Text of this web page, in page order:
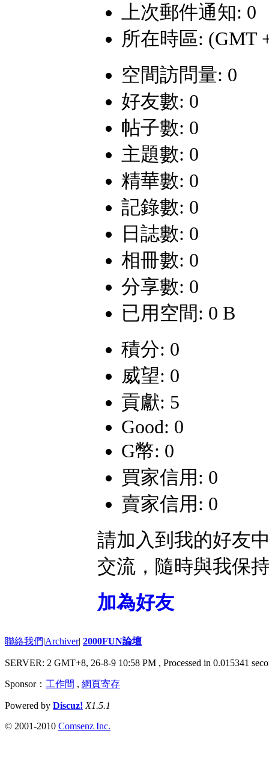
上次郵件通知: 0
所在時區: (GMT
空間訪問量: 0
好友數: 0
帖子數: 0
主題數: 0
精華數: 0
記錄數: 0
日誌數: 0
相冊數: 0
分享數: 0
已用空間: 0 B
積分: 0
威望: 0
貢獻: 5
Good: 0
G幣: 0
買家信用: 0
賣家信用: 0
請加入到我的好友
交流，隨時與我保
加為好友
聯絡我們|Archiver| 2000FUN論壇
SERVER: 2 GMT+8, 26-8-9 10:58 PM , Processed in 0.015341
Sponsor： 工作間 , 網頁寄存
Powered by Discuz! X1.5.1
© 2001-2010 Comsenz Inc.